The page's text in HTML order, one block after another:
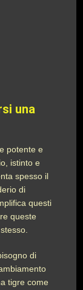
una
potente e
istinto e
spesso il
di
questi
queste
di
tigre come